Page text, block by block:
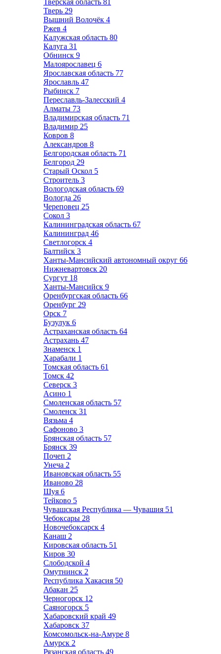
Тверская область 81
Тверь 29
Вышний Волочёк 4
Ржев 4
Калужская область 80
Калуга 31
Обнинск 9
Малоярославец 6
Ярославская область 77
Ярославль 47
Рыбинск 7
Переславль-Залесский 4
Алматы 73
Владимирская область 71
Владимир 25
Ковров 8
Александров 8
Белгородская область 71
Белгород 29
Старый Оскол 5
Строитель 3
Вологодская область 69
Вологда 26
Череповец 25
Сокол 3
Калининградская область 67
Калининград 46
Светлогорск 4
Балтийск 3
Ханты-Мансийский автономный округ 66
Нижневартовск 20
Сургут 18
Ханты-Мансийск 9
Оренбургская область 66
Оренбург 29
Орск 7
Бузулук 6
Астраханская область 64
Астрахань 47
Знаменск 1
Харабали 1
Томская область 61
Томск 42
Северск 3
Асино 1
Смоленская область 57
Смоленск 31
Вязьма 4
Сафоново 3
Брянская область 57
Брянск 39
Почеп 2
Унеча 2
Ивановская область 55
Иваново 28
Шуя 6
Тейково 5
Чувашская Республика — Чувашия 51
Чебоксары 28
Новочебоксарск 4
Канаш 2
Кировская область 51
Киров 30
Слободской 4
Омутнинск 2
Республика Хакасия 50
Абакан 25
Черногорск 12
Саяногорск 5
Хабаровский край 49
Хабаровск 37
Комсомольск-на-Амуре 8
Амурск 2
Рязанская область 49